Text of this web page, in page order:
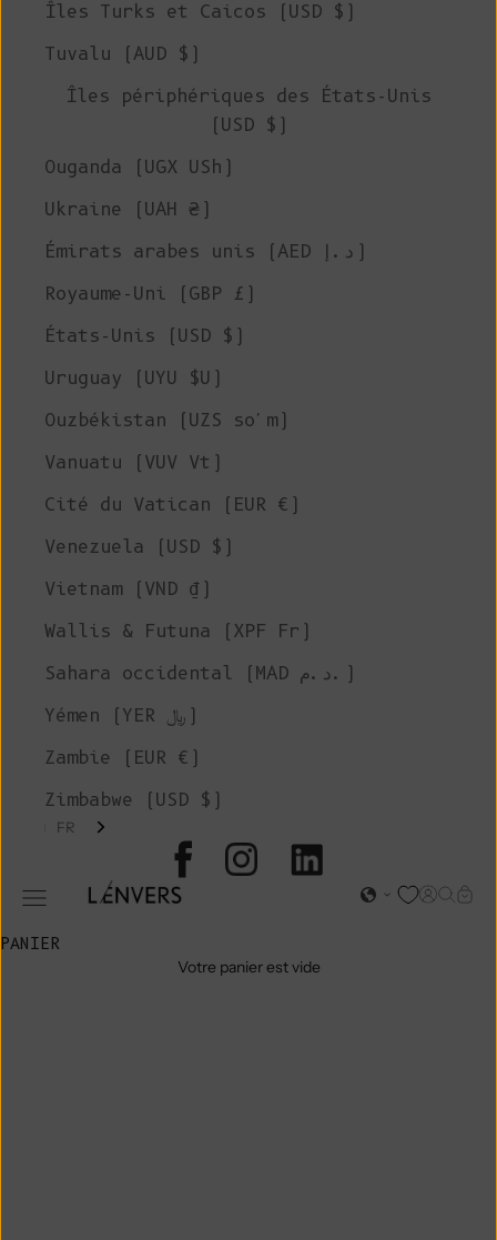
L'ENVERS
Ouvrir le menu de navigation Page
Îles Turks et Caicos (USD $)
Tuvalu (AUD $)
Îles périphériques des États-Unis
(USD $)
Ouganda (UGX USh)
Ukraine (UAH ₴)
Émirats arabes unis (AED د.إ)
Royaume-Uni (GBP £)
États-Unis (USD $)
Uruguay (UYU $U)
Ouzbékistan (UZS so'm)
Vanuatu (VUV Vt)
Cité du Vatican (EUR €)
Venezuela (USD $)
Vietnam (VND ₫)
Wallis & Futuna (XPF Fr)
Sahara occidental (MAD د.م.)
Yémen (YER ﷼)
Zambie (EUR €)
Zimbabwe (USD $)
FR
PANIER
Votre panier est vide